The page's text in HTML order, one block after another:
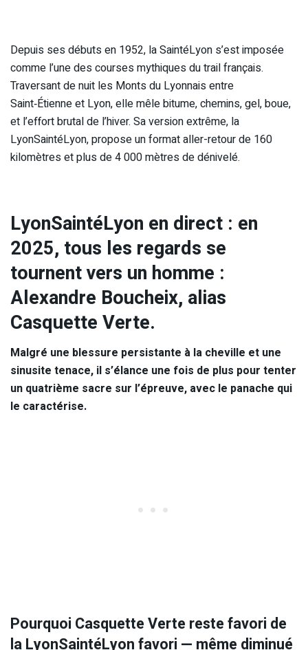
Depuis ses débuts en 1952, la SaintéLyon s’est imposée
comme l’une des courses mythiques du trail français.
Traversant de nuit les Monts du Lyonnais entre
Saint‑Étienne et Lyon, elle mêle bitume, chemins, gel, boue,
et l’effort brutal de l’hiver. Sa version extrême, la
LyonSaintéLyon, propose un format aller-retour de 160
kilomètres et plus de 4 000 mètres de dénivelé.
LyonSaintéLyon en direct : en
2025, tous les regards se
tournent vers un homme :
Alexandre Boucheix, alias
Casquette Verte.
Malgré une blessure persistante à la cheville et une
sinusite tenace, il s’élance une fois de plus pour tenter
un quatrième sacre sur l’épreuve, avec le panache qui
le caractérise.
Pourquoi Casquette Verte reste favori de
la LyonSaintéLyon favori — même diminué